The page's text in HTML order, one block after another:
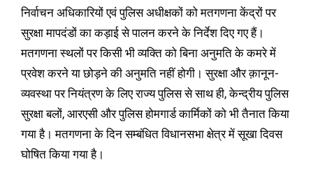
निर्वाचन अधिकारियों एवं पुलिस अधीक्षकों को मतगणना केंद्रों पर
सुरक्षा मापदंडों का कड़ाई से पालन करने के निर्देश दिए गए हैं।
मतगणना स्थलों पर किसी भी व्यक्ति को बिना अनुमति के कमरे में
प्रवेश करने या छोड़ने की अनुमति नहीं होगी। सुरक्षा और क़ानून-
व्यवस्था पर नियंत्रण के लिए राज्य पुलिस से साथ ही, केन्द्रीय पुलिस
सुरक्षा बलों, आरएसी और पुलिस होमगार्ड कार्मिकों को भी तैनात किया
गया है। मतगणना के दिन सम्बंधित विधानसभा क्षेत्र में सूखा दिवस
घोषित किया गया है।